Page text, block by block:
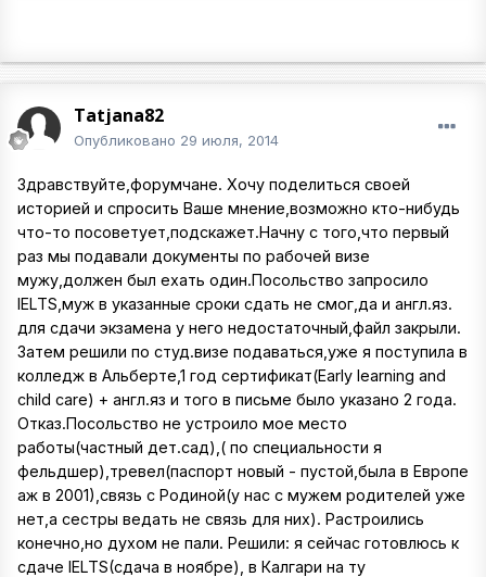
Tatjana82
Опубликовано 29 июля, 2014
Здравствуйте,форумчане. Хочу поделиться своей
историей и спросить Ваше мнение,возможно кто-нибудь
что-то посоветует,подскажет.Начну с того,что первый
раз мы подавали документы по рабочей визе
мужу,должен был ехать один.Посольство запросило
IELTS,муж в указанные сроки сдать не смог,да и англ.яз.
для сдачи экзамена у него недостаточный,файл закрыли.
Затем решили по студ.визе подаваться,уже я поступила в
колледж в Альберте,1 год сертификат(Early learning and
child care) + англ.яз и того в письме было указано 2 года.
Отказ.Посольство не устроило мое место
работы(частный дет.сад),( по специальности я
фельдшер),тревел(паспорт новый - пустой,была в Европе
аж в 2001),связь с Родиной(у нас с мужем родителей уже
нет,а сестры ведать не связь для них). Растроились
конечно,но духом не пали. Решили: я сейчас готовлюсь к
сдаче IELTS(сдача в ноябре), в Калгари на ту